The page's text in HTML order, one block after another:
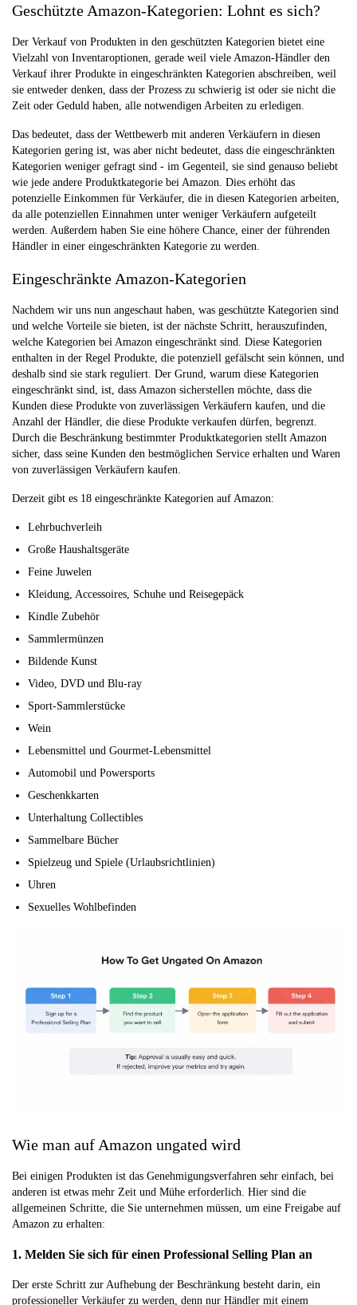
Geschützte Amazon-Kategorien: Lohnt es sich?
Der Verkauf von Produkten in den geschützten Kategorien bietet eine
Vielzahl von Inventaroptionen, gerade weil viele Amazon-Händler den
Verkauf ihrer Produkte in eingeschränkten Kategorien abschreiben, weil
sie entweder denken, dass der Prozess zu schwierig ist oder sie nicht die
Zeit oder Geduld haben, alle notwendigen Arbeiten zu erledigen.
Das bedeutet, dass der Wettbewerb mit anderen Verkäufern in diesen
Kategorien gering ist, was aber nicht bedeutet, dass die eingeschränkten
Kategorien weniger gefragt sind - im Gegenteil, sie sind genauso beliebt
wie jede andere Produktkategorie bei Amazon. Dies erhöht das
potenzielle Einkommen für Verkäufer, die in diesen Kategorien arbeiten,
da alle potenziellen Einnahmen unter weniger Verkäufern aufgeteilt
werden. Außerdem haben Sie eine höhere Chance, einer der führenden
Händler in einer eingeschränkten Kategorie zu werden.
Eingeschränkte Amazon-Kategorien
Nachdem wir uns nun angeschaut haben, was geschützte Kategorien sind
und welche Vorteile sie bieten, ist der nächste Schritt, herauszufinden,
welche Kategorien bei Amazon eingeschränkt sind. Diese Kategorien
enthalten in der Regel Produkte, die potenziell gefälscht sein können, und
deshalb sind sie stark reguliert. Der Grund, warum diese Kategorien
eingeschränkt sind, ist, dass Amazon sicherstellen möchte, dass die
Kunden diese Produkte von zuverlässigen Verkäufern kaufen, und die
Anzahl der Händler, die diese Produkte verkaufen dürfen, begrenzt.
Durch die Beschränkung bestimmter Produktkategorien stellt Amazon
sicher, dass seine Kunden den bestmöglichen Service erhalten und Waren
von zuverlässigen Verkäufern kaufen.
Derzeit gibt es 18 eingeschränkte Kategorien auf Amazon:
Lehrbuchverleih
Große Haushaltsgeräte
Feine Juwelen
Kleidung, Accessoires, Schuhe und Reisegepäck
Kindle Zubehör
Sammlermünzen
Bildende Kunst
Video, DVD und Blu-ray
Sport-Sammlerstücke
Wein
Lebensmittel und Gourmet-Lebensmittel
Automobil und Powersports
Geschenkkarten
Unterhaltung Collectibles
Sammelbare Bücher
Spielzeug und Spiele (Urlaubsrichtlinien)
Uhren
Sexuelles Wohlbefinden
Wie man auf Amazon ungated wird
Bei einigen Produkten ist das Genehmigungsverfahren sehr einfach, bei
anderen ist etwas mehr Zeit und Mühe erforderlich. Hier sind die
allgemeinen Schritte, die Sie unternehmen müssen, um eine Freigabe auf
Amazon zu erhalten:
1. Melden Sie sich für einen Professional Selling Plan an
Der erste Schritt zur Aufhebung der Beschränkung besteht darin, ein
professioneller Verkäufer zu werden, denn nur Händler mit einem